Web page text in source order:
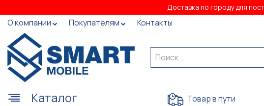
Доставка по городу для
О компании Покупателям Контакты
Каталог Товар в пути